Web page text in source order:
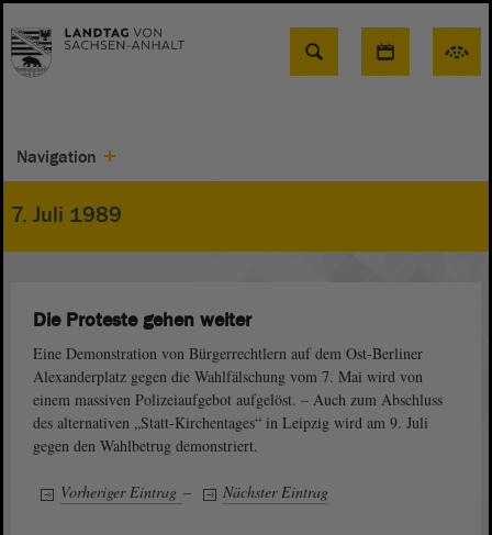
Suche
Navigation
7. Juli 1989
Die Proteste gehen weiter
Eine Demonstration von Bürgerrechtlern auf dem Ost-Berliner
Alexanderplatz gegen die Wahlfälschung vom 7. Mai wird von
einem massiven Polizeiaufgebot aufgelöst. – Auch zum Abschluss
des alternativen „Statt-Kirchentages“ in Leipzig wird am 9. Juli
gegen den Wahlbetrug demonstriert.
Vorheriger Eintrag – Nächster Eintrag